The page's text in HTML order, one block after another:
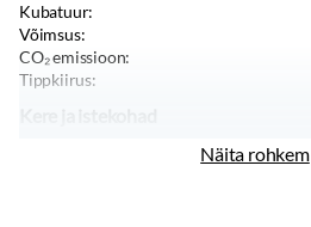
Kubatuur:
Võimsus:
CO₂ emissioon:
Tippkiirus:
Näita rohkem